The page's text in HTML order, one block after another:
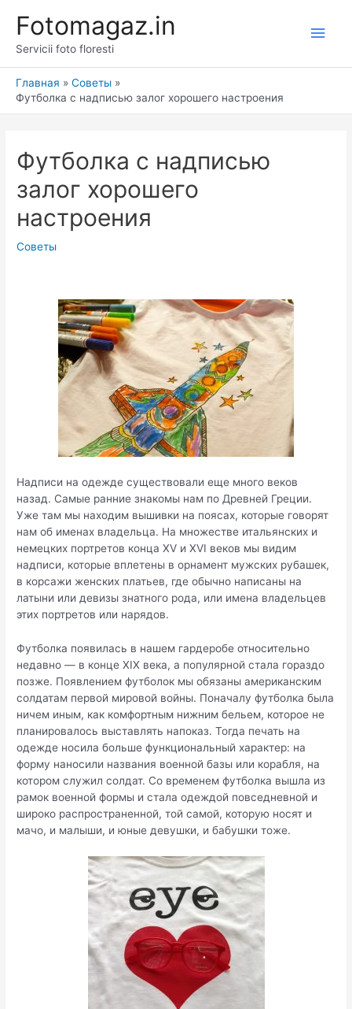
Fotomagaz.in
Servicii foto floresti
Главная
Советы
Футболка с надписью залог хорошего настроения
Футболка с надписью
залог хорошего
настроения
Советы
Надписи на одежде существовали еще много веков
назад. Самые ранние знакомы нам по Древней Греции.
Уже там мы находим вышивки на поясах, которые говорят
нам об именах владельца. На множестве итальянских и
немецких портретов конца XV и XVI веков мы видим
надписи, которые вплетены в орнамент мужских рубашек,
в корсажи женских платьев, где обычно написаны на
латыни или девизы знатного рода, или имена владельцев
этих портретов или нарядов.
Футболка появилась в нашем гардеробе относительно
недавно — в конце XIX века, а популярной стала гораздо
позже. Появлением футболок мы обязаны американским
солдатам первой мировой войны. Поначалу футболка была
ничем иным, как комфортным нижним бельем, которое не
планировалось выставлять напоказ. Тогда печать на
одежде носила больше функциональный характер: на
форму наносили названия военной базы или корабля, на
котором служил солдат. Со временем футболка вышла из
рамок военной формы и стала одеждой повседневной и
широко распространенной, той самой, которую носят и
мачо, и малыши, и юные девушки, и бабушки тоже.